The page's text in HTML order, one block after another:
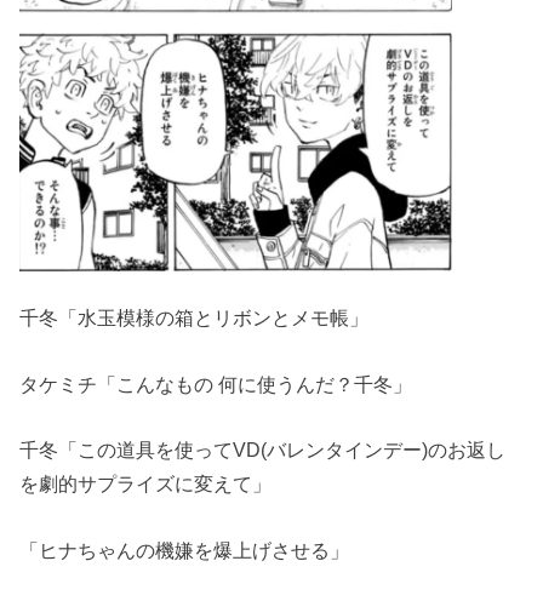
千冬「水玉模様の箱とリボンとメモ帳」
タケミチ「こんなもの 何に使うんだ？千冬」
千冬「この道具を使ってVD(バレンタインデー)のお返し
を劇的サプライズに変えて」
「ヒナちゃんの機嫌を爆上げさせる」